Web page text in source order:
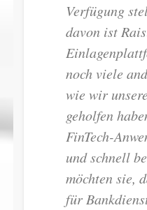
Verfügung
davon ist
noch viele
wie wir
geholfen
FinTech-
und schnell
möchten sie,
für